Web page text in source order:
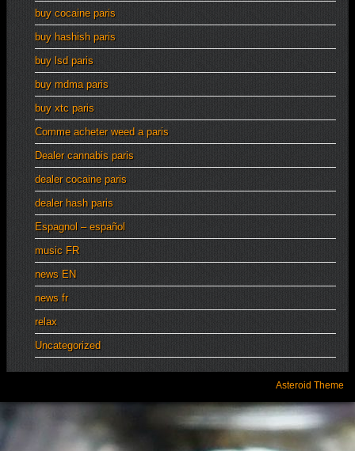
buy cocaine paris
buy hashish paris
buy lsd paris
buy mdma paris
buy xtc paris
Comme acheter weed a paris
Dealer cannabis paris
dealer cocaine paris
dealer hash paris
Espagnol – español
music FR
news EN
news fr
relax
Uncategorized
Asteroid Theme